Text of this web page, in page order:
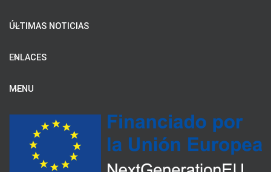
ÚLTIMAS NOTICIAS
ENLACES
MENU